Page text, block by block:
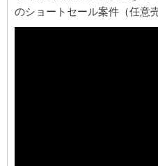
のショートセール案件（任意